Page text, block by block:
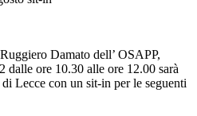
Damato dell’ OSAPP,
dalle ore 10.30 alle ore 12.00 sarà
Lecce con un sit-in per le seguenti